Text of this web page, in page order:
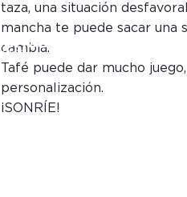
taza, una situación
mancha te puede sacar una
cambia.
Tafé puede dar mucho
personalización.
¡SONRÍE!